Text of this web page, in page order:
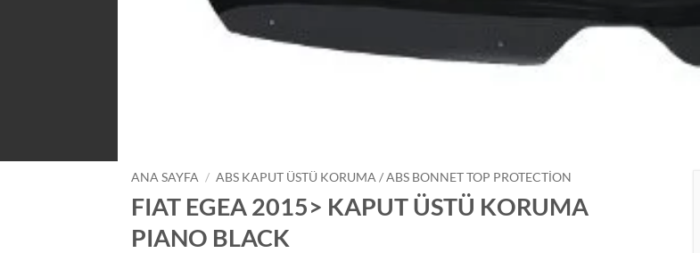
ANA SAYFA / ABS KAPUT ÜSTÜ KORUMA / ABS BONNET TOP PROTECTION
FIAT EGEA 2015> KAPUT ÜSTÜ KORUMA
PIANO BLACK